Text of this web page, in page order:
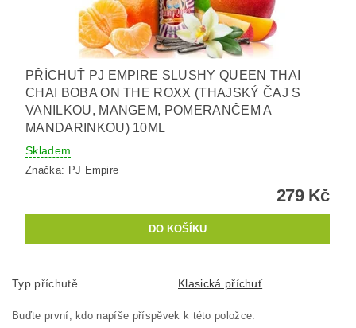
PŘÍCHUŤ PJ EMPIRE SLUSHY QUEEN THAI
CHAI BOBA ON THE ROXX (THAJSKÝ ČAJ S
VANILKOU, MANGEM, POMERANČEM A
MANDARINKOU) 10ML
Skladem
Značka: PJ Empire
279 Kč
Typ příchutě Klasická příchuť
Buďte první, kdo napíše příspěvek k této položce.